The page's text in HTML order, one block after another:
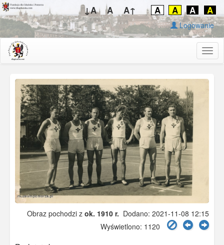
↓A A A↑ A A A A
Logowanie
Obraz pochodzi z ok. 1910 r. Dodano: 2021-11-08 12:15
Wyświetlono: 1120